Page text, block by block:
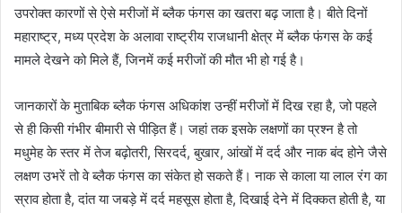
उपरोक्त कारणों से ऐसे मरीजों में ब्लैक फंगस का खतरा बढ़ जाता है। बीते दिनों
महाराष्ट्र, मध्य प्रदेश के अलावा राष्ट्रीय राजधानी क्षेत्र में ब्लैक फंगस के कई
मामले देखने को मिले हैं, जिनमें कई मरीजों की मौत भी हो गई है।
जानकारों के मुताबिक ब्लैक फंगस अधिकांश उन्हीं मरीजों में दिख रहा है, जो पहले
से ही किसी गंभीर बीमारी से पीड़ित हैं। जहां तक इसके लक्षणों का प्रश्न है तो
मधुमेह के स्तर में तेज बढ़ोतरी, सिरदर्द, बुखार, आंखों में दर्द और नाक बंद होने जैसे
लक्षण उभरें तो वे ब्लैक फंगस का संकेत हो सकते हैं। नाक से काला या लाल रंग का
स्राव होता है, दांत या जबड़े में दर्द महसूस होता है, दिखाई देने में दिक्कत होती है, या